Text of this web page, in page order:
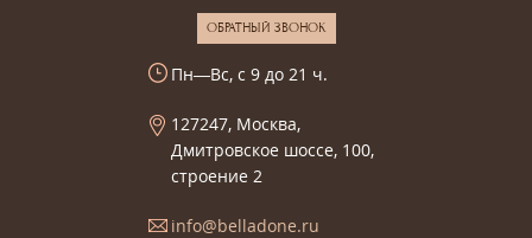
ОБРАТНЫЙ ЗВОНОК
Пн—Вс, с 9 до 21 ч.
127247, Москва,
Дмитровское шоссе, 100,
строение 2
info@belladone.ru